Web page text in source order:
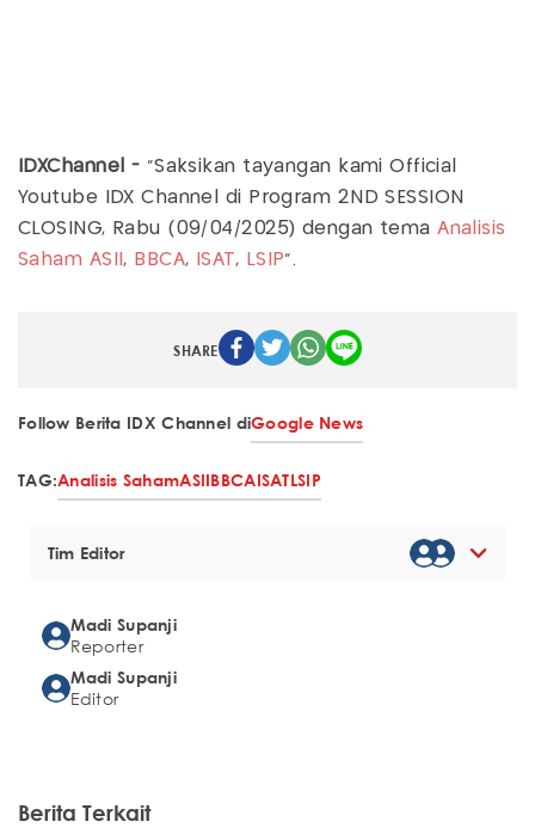
IDXChannel - "Saksikan tayangan kami Official
Youtube IDX Channel di Program 2ND SESSION
CLOSING, Rabu (09/04/2025) dengan temaAnalisis
Saham ASII, BBCA, ISAT, LSIP".
SHARE
Follow Berita IDX Channel diGoogle News
TAG:Analisis SahamASIIBBCAISATLSIP
Tim Editor
Madi Supanji
Reporter
Madi Supanji
Editor
Berita Terkait